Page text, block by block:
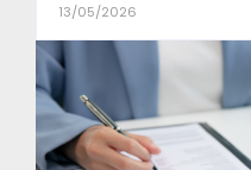
13/05/2026